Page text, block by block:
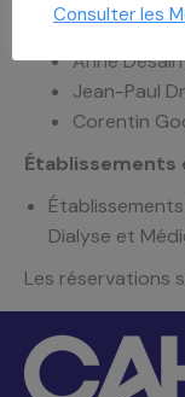
Laurence
Anne
Jean-Paul
Corentin
Établissements
Établissements
Dialyse et
Les réservations
Consulter les